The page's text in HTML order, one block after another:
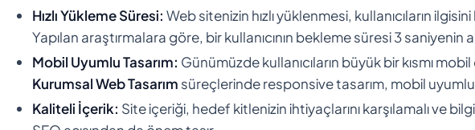
Hızlı Yükleme Süresi: Web sitenizin hızlı yüklenmesi, kullanıcıların
Yapılan araştırmalara göre, bir kullanıcının bekleme süresi 3 saniyenin
Mobil Uyumlu Tasarım: Günümüzde kullanıcıların büyük bir kısmı
Kurumsal Web Tasarım süreçlerinde responsive tasarım, mobil
Kaliteli İçerik: Site içeriği, hedef kitlenizin ihtiyaçlarını karşılamalı ve